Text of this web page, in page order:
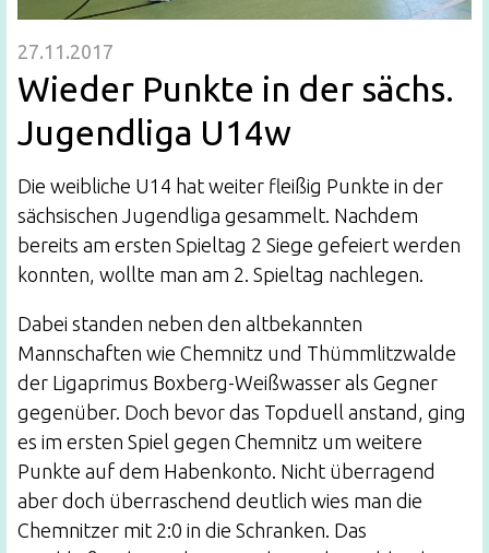
27.11.2017
Wieder Punkte in der sächs.
Jugendliga U14w
Die weibliche U14 hat weiter fleißig Punkte in der
sächsischen Jugendliga gesammelt. Nachdem
bereits am ersten Spieltag 2 Siege gefeiert werden
konnten, wollte man am 2. Spieltag nachlegen.
Dabei standen neben den altbekannten
Mannschaften wie Chemnitz und Thümmlitzwalde
der Ligaprimus Boxberg-Weißwasser als Gegner
gegenüber. Doch bevor das Topduell anstand, ging
es im ersten Spiel gegen Chemnitz um weitere
Punkte auf dem Habenkonto. Nicht überragend
aber doch überraschend deutlich wies man die
Chemnitzer mit 2:0 in die Schranken. Das